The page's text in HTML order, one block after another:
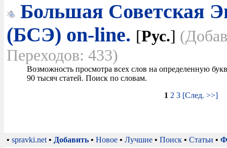
Большая Советская
(БСЭ) on-line. [Рус.]
Переходов: 433)
Возможность просмотра всех слов на определенную
90 тысяч статей. Поиск по словам.
1 2 3 [След. >>]
• spravki.net • Добавить • Новое • Лучшие • Поиск • Статьи •